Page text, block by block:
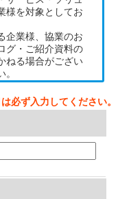
様を対象としてお
企業様、協業のお
グ・ご紹介資料の
ねる場合がござい